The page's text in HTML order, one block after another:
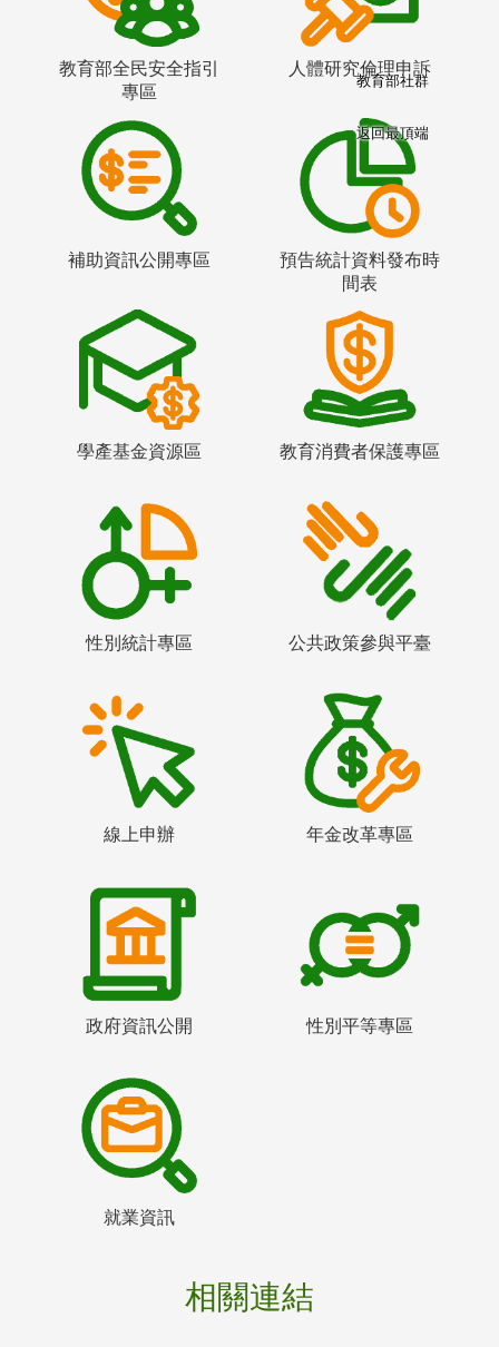
教育部全民安全指引
專區
人體研究倫理申訴
補助資訊公開專區
預告統計資料發布時
間表
學產基金資源區 教育消費者保護專區
性別統計專區 公共政策參與平臺
線上申辦 年金改革專區
政府資訊公開 性別平等專區
就業資訊
相關連結
教育部社群
返回最頂端